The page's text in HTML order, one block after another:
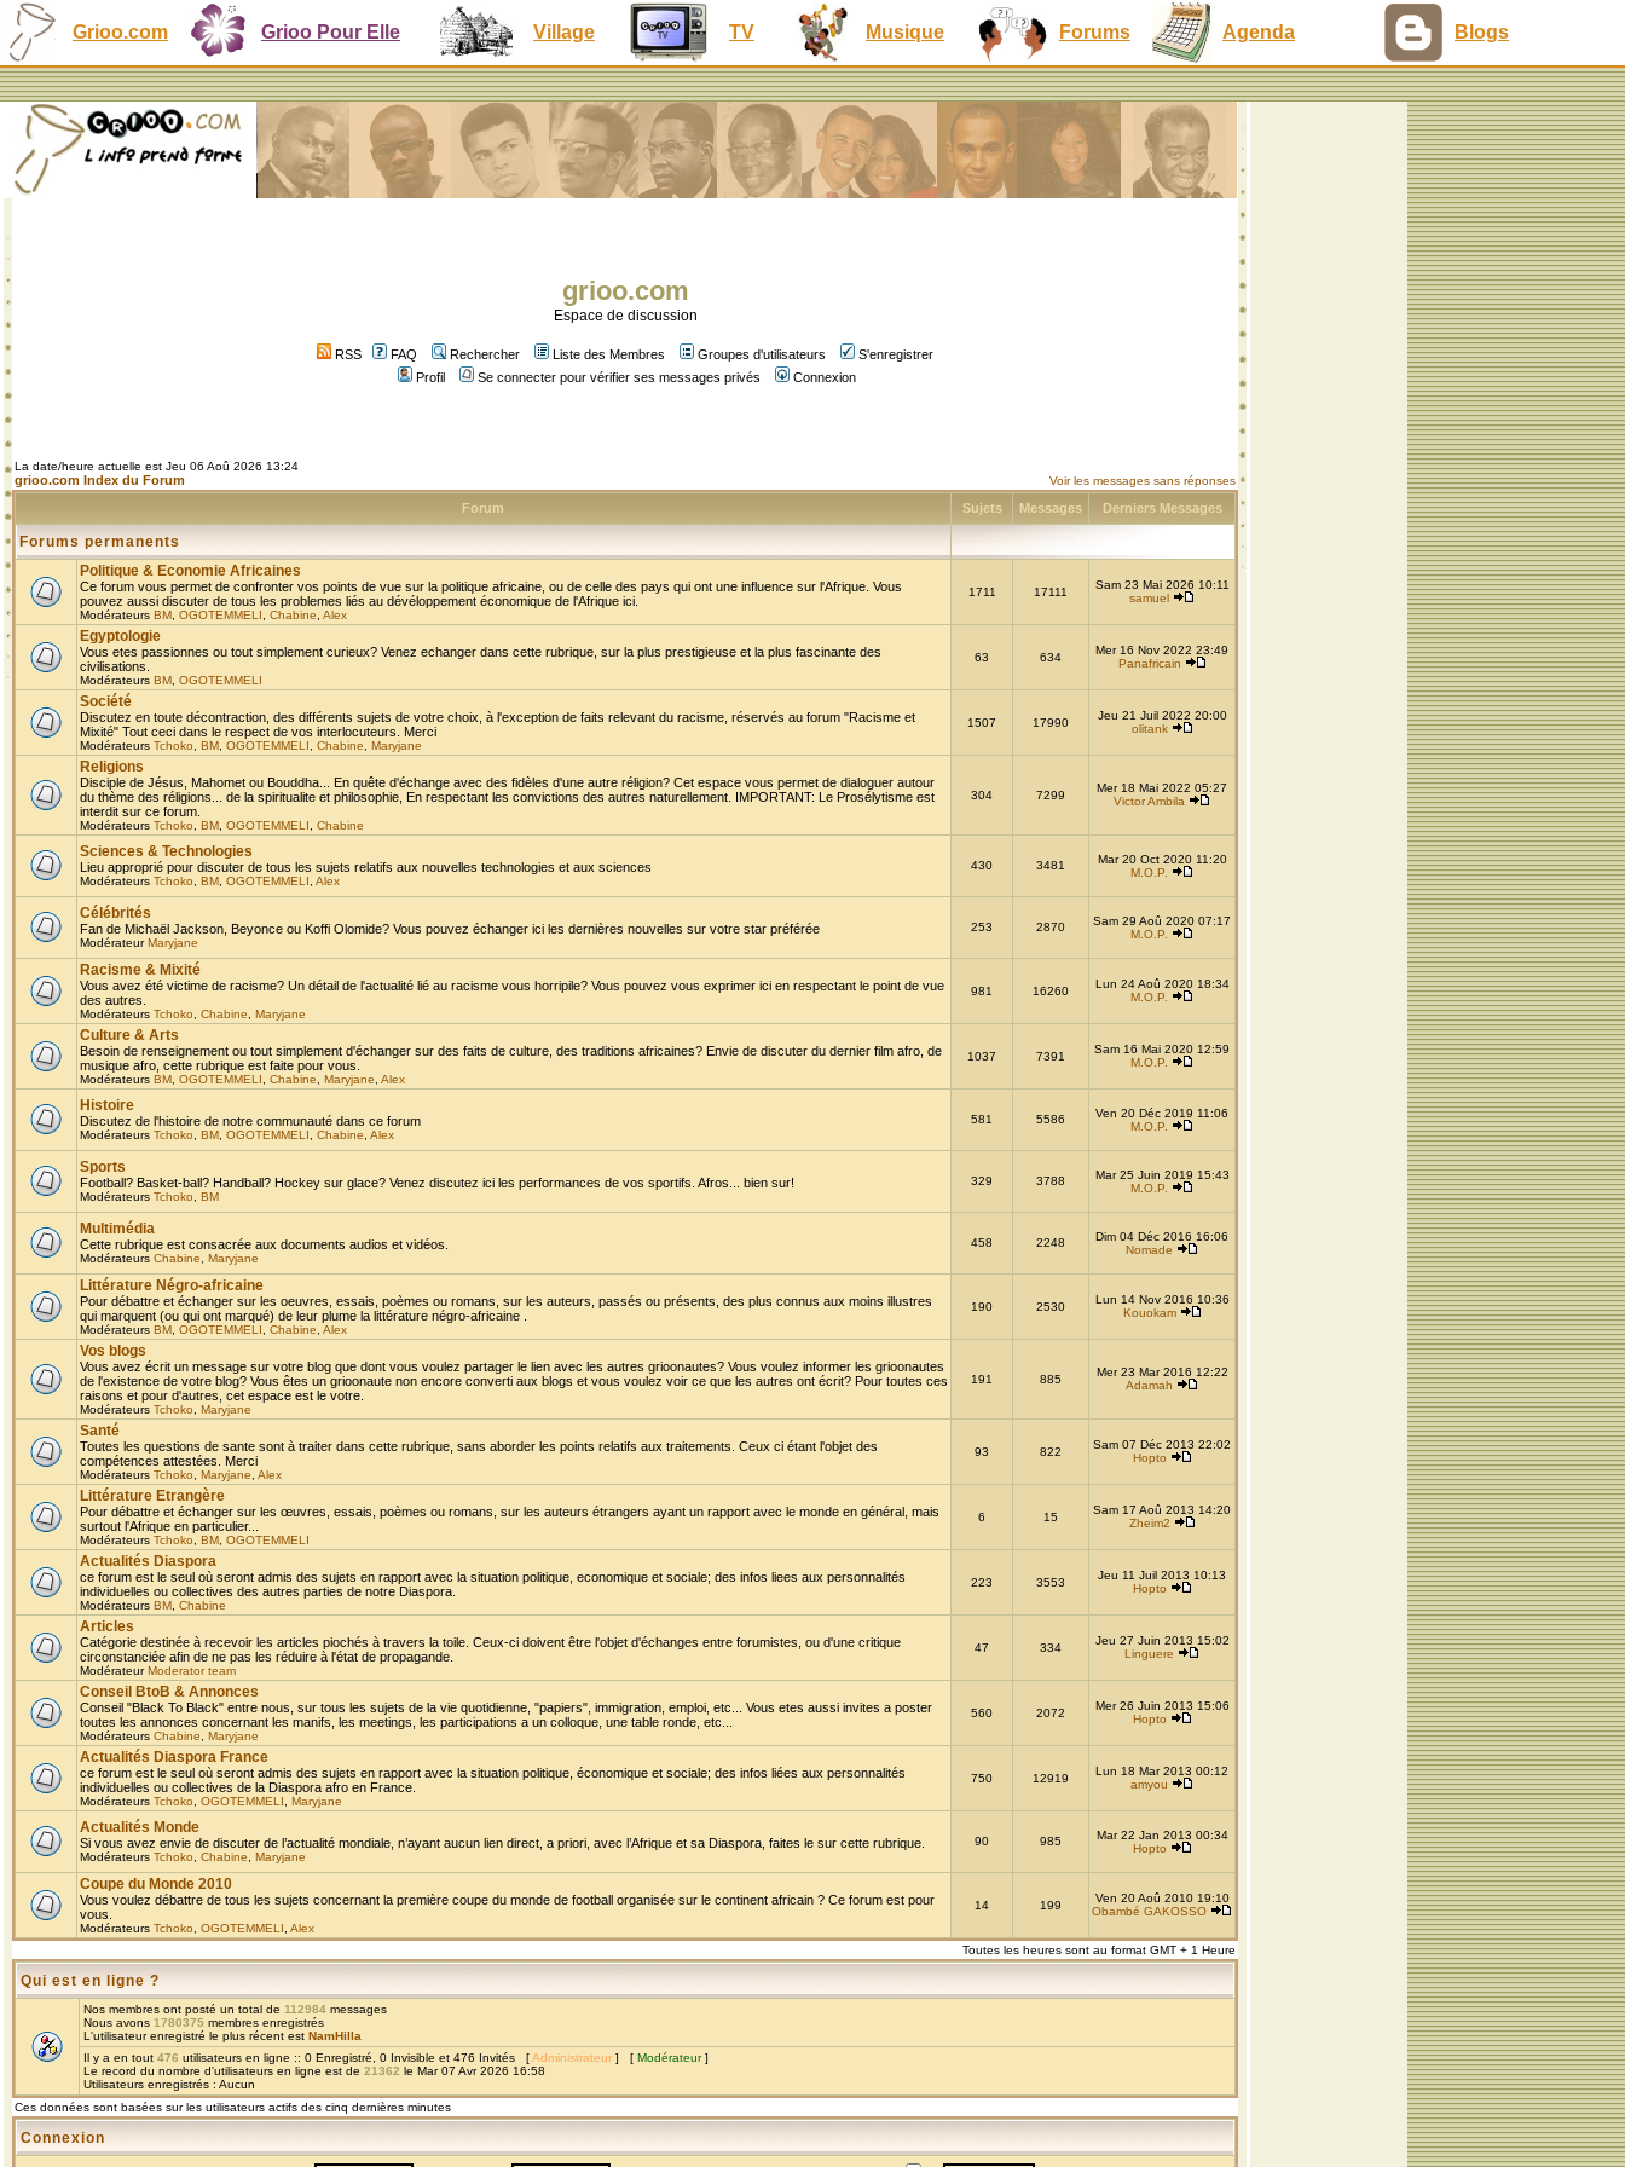
Grioo.com Grioo Pour Elle Village TV Musique Forums Agenda Blogs
grioo.com
Espace de discussion
RSS FAQ Rechercher Liste des Membres Groupes d'utilisateurs
S'enregistrer
Profil
Se connecter pour vérifier ses messages privés Connexion
La date/heure actuelle est Jeu 06 Aoû 2026 13:24
grioo.com Index du Forum Voir les messages sans réponses
Forum Sujets Messages Derniers Messages
Forums permanents
Politique & Economie Africaines
Ce forum vous permet de confronter vos points de vue sur la politique africaine, ou de celle des pays qui ont une influence sur l'Afrique. Vous
pouvez aussi discuter de tous les problemes liés au dévéloppement économique de l'Afrique ici.
Modérateurs BM OGOTEMMELI Chabine Alex
1711 17111
Sam 23 Mai 2026 10:11
samuel
Egyptologie
Vous etes passionnes ou tout simplement curieux? Venez echanger dans cette rubrique, sur la plus prestigieuse et la plus fascinante des
civilisations.
Modérateurs BM OGOTEMMELI
63 634
Mer 16 Nov 2022 23:49
Panafricain
Société
Discutez en toute décontraction, des différents sujets de votre choix, à l'exception de faits relevant du racisme, réservés au forum "Racisme et
Mixité" Tout ceci dans le respect de vos interlocuteurs. Merci
Modérateurs Tchoko BM OGOTEMMELI Chabine Maryjane
1507 17990
Jeu 21 Juil 2022 20:00
olitank
Religions
Disciple de Jésus, Mahomet ou Bouddha... En quête d'échange avec des fidèles d'une autre réligion? Cet espace vous permet de dialoguer autour
du thème des réligions... de la spiritualite et philosophie, En respectant les convictions des autres naturellement. IMPORTANT: Le Prosélytisme est
interdit sur ce forum.
Modérateurs Tchoko BM OGOTEMMELI Chabine
304 7299
Mer 18 Mai 2022 05:27
Victor Ambila
Sciences & Technologies
Lieu approprié pour discuter de tous les sujets relatifs aux nouvelles technologies et aux sciences
Modérateurs Tchoko BM OGOTEMMELI Alex
430 3481
Mar 20 Oct 2020 11:20
M.O.P.
Célébrités
Fan de Michaël Jackson, Beyonce ou Koffi Olomide? Vous pouvez échanger ici les dernières nouvelles sur votre star préférée
ModérateurMaryjane
253 2870
Sam 29 Aoû 2020 07:17
M.O.P.
Racisme & Mixité
Vous avez été victime de racisme? Un détail de l'actualité lié au racisme vous horripile? Vous pouvez vous exprimer ici en respectant le point de vue
des autres.
Modérateurs Tchoko Chabine Maryjane
981 16260
Lun 24 Aoû 2020 18:34
M.O.P.
Culture & Arts
Besoin de renseignement ou tout simplement d'échanger sur des faits de culture, des traditions africaines? Envie de discuter du dernier film afro, de
musique afro, cette rubrique est faite pour vous.
Modérateurs BM OGOTEMMELI Chabine Maryjane Alex
1037 7391
Sam 16 Mai 2020 12:59
M.O.P.
Histoire
Discutez de l'histoire de notre communauté dans ce forum
Modérateurs Tchoko BM OGOTEMMELI Chabine Alex
581 5586
Ven 20 Déc 2019 11:06
M.O.P.
Sports
Football? Basket-ball? Handball? Hockey sur glace? Venez discutez ici les performances de vos sportifs. Afros... bien sur!
Modérateurs Tchoko BM
329 3788
Mar 25 Juin 2019 15:43
M.O.P.
Multimédia
Cette rubrique est consacrée aux documents audios et vidéos.
Modérateurs Chabine Maryjane
458 2248
Dim 04 Déc 2016 16:06
Nomade
Littérature Négro-africaine
Pour débattre et échanger sur les oeuvres, essais, poèmes ou romans, sur les auteurs, passés ou présents, des plus connus aux moins illustres
qui marquent (ou qui ont marqué) de leur plume la littérature négro-africaine .
Modérateurs BM OGOTEMMELI Chabine Alex
190 2530
Lun 14 Nov 2016 10:36
Kouokam
Vos blogs
Vous avez écrit un message sur votre blog que dont vous voulez partager le lien avec les autres grioonautes? Vous voulez informer les grioonautes
de l'existence de votre blog? Vous êtes un grioonaute non encore converti aux blogs et vous voulez voir ce que les autres ont écrit? Pour toutes ces
raisons et pour d'autres, cet espace est le votre.
Modérateurs Tchoko Maryjane
191 885
Mer 23 Mar 2016 12:22
Adamah
Santé
Toutes les questions de sante sont à traiter dans cette rubrique, sans aborder les points relatifs aux traitements. Ceux ci étant l'objet des
compétences attestées. Merci
Modérateurs Tchoko Maryjane Alex
93 822
Sam 07 Déc 2013 22:02
Hopto
Littérature Etrangère
Pour débattre et échanger sur les œuvres, essais, poèmes ou romans, sur les auteurs étrangers ayant un rapport avec le monde en général, mais
surtout l'Afrique en particulier...
Modérateurs Tchoko BM OGOTEMMELI
6 15
Sam 17 Aoû 2013 14:20
Zheim2
Actualités Diaspora
ce forum est le seul où seront admis des sujets en rapport avec la situation politique, economique et sociale; des infos liees aux personnalités
individuelles ou collectives des autres parties de notre Diaspora.
Modérateurs BM Chabine
223 3553
Jeu 11 Juil 2013 10:13
Hopto
Articles
Catégorie destinée à recevoir les articles piochés à travers la toile. Ceux-ci doivent être l'objet d'échanges entre forumistes, ou d'une critique
circonstanciée afin de ne pas les réduire à l'état de propagande.
ModérateurModerator team
47 334
Jeu 27 Juin 2013 15:02
Linguere
Conseil BtoB & Annonces
Conseil "Black To Black" entre nous, sur tous les sujets de la vie quotidienne, "papiers", immigration, emploi, etc... Vous etes aussi invites a poster
toutes les annonces concernant les manifs, les meetings, les participations a un colloque, une table ronde, etc...
Modérateurs Chabine Maryjane
560 2072
Mer 26 Juin 2013 15:06
Hopto
Actualités Diaspora France
ce forum est le seul où seront admis des sujets en rapport avec la situation politique, économique et sociale; des infos liées aux personnalités
individuelles ou collectives de la Diaspora afro en France.
Modérateurs Tchoko OGOTEMMELI Maryjane
750 12919
Lun 18 Mar 2013 00:12
amyou
Actualités Monde
Si vous avez envie de discuter de l’actualité mondiale, n’ayant aucun lien direct, a priori, avec l’Afrique et sa Diaspora, faites le sur cette rubrique.
Modérateurs Tchoko Chabine Maryjane
90 985
Mar 22 Jan 2013 00:34
Hopto
Coupe du Monde 2010
Vous voulez débattre de tous les sujets concernant la première coupe du monde de football organisée sur le continent africain ? Ce forum est pour
vous.
Modérateurs Tchoko OGOTEMMELI Alex
14 199
Ven 20 Aoû 2010 19:10
Obambé GAKOSSO
Toutes les heures sont au format GMT + 1 Heure
Qui est en ligne ?
Nos membres ont posté un total de 112984 messages
Nous avons 1780375 membres enregistrés
L'utilisateur enregistré le plus récent est NamHilla
Il y a en tout 476 utilisateurs en ligne :: 0 Enregistré, 0 Invisible et 476 Invités [Administrateur ] [ Modérateur]
Le record du nombre d'utilisateurs en ligne est de 21362 le Mar 07 Avr 2026 16:58
Utilisateurs enregistrés : Aucun
Ces données sont basées sur les utilisateurs actifs des cinq dernières minutes
Connexion